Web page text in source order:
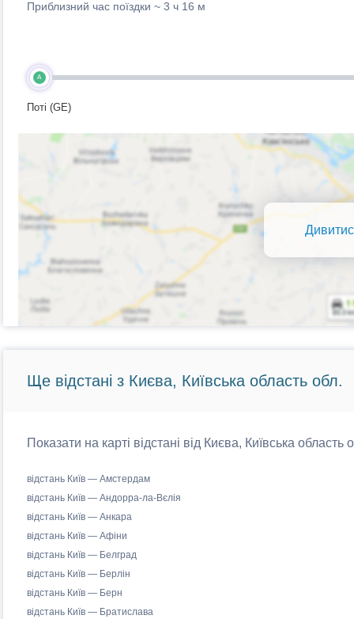
Приблизний час поїздки ~ 3 ч 16 м
A
Поті (GE)
Ще відстані з Києва, Київська область обл.
Показати на карті відстані від Києва, Київська
відстань Київ — Амстердам
відстань Київ — Андорра-ла-Вєлія
відстань Київ — Анкара
відстань Київ — Афіни
відстань Київ — Белград
відстань Київ — Берлін
відстань Київ — Берн
відстань Київ — Братислава